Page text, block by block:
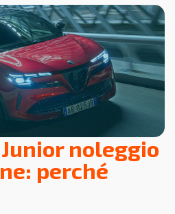
noleggio
perché